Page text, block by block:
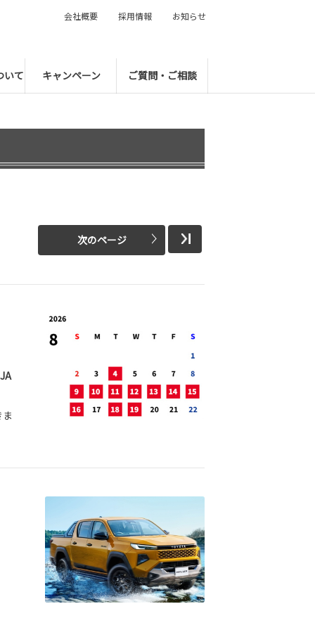
いて キャンペーン ご質問・ご相談
会社概要 採用情報 お知らせ
次のページ
JA